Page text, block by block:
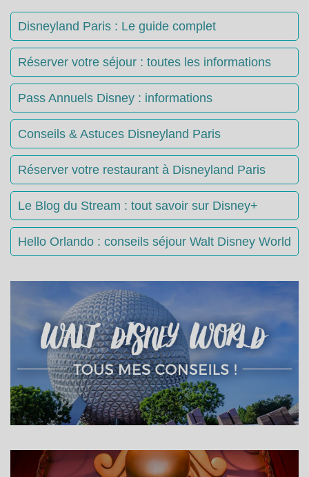
Disneyland Paris : Le guide complet
Réserver votre séjour : toutes les informations
Pass Annuels Disney : informations
Conseils & Astuces Disneyland Paris
Réserver votre restaurant à Disneyland Paris
Le Blog du Stream : tout savoir sur Disney+
Hello Orlando : conseils séjour Walt Disney World